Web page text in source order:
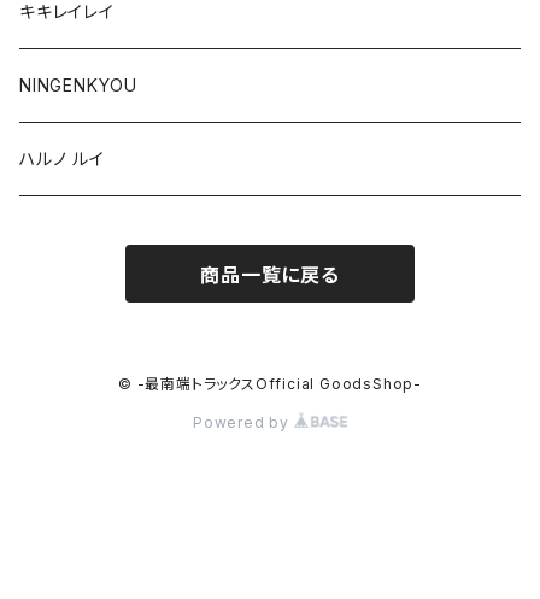
キキレイレイ
NINGENKYOU
ハルノ ルイ
商品一覧に戻る
© -最南端トラックスOfficial GoodsShop-
Powered by